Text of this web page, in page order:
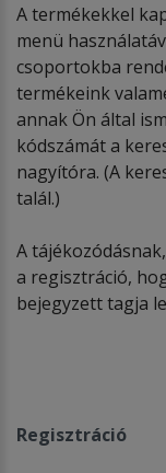
A termékekkel
menü
csoportokba
termékeink
annak Ön által
kódszámát a
nagyítóra. (A
talál.)
A
a regisztráció,
bejegyzett tagja
Regisztráció